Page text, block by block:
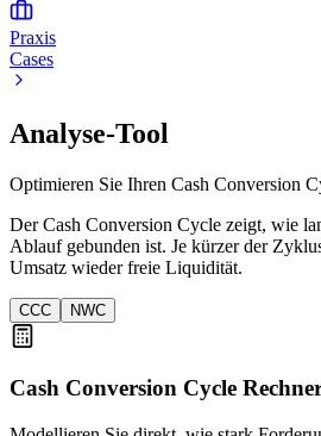
Praxis
Cases
Analyse-Tool
Optimieren Sie Ihren Cash Conversion
Der Cash Conversion Cycle zeigt, wie
Ablauf gebunden ist. Je kürzer der
Umsatz wieder freie Liquidität.
CCC NWC
Cash Conversion Cycle